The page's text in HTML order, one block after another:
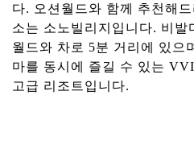
다. 오션월드와 함께 추천해
소는 소노빌리지입니다. 비발
월드와 차로 5분 거리에 있으
마를 동시에 즐길 수 있는
고급 리조트입니다.